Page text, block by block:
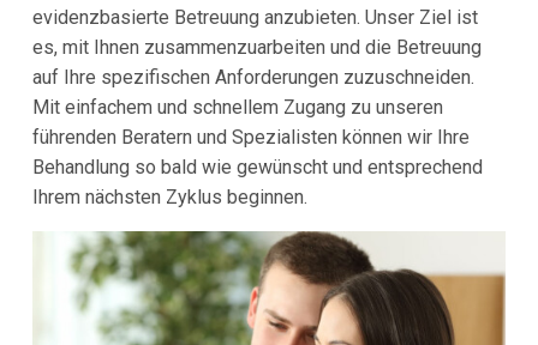
evidenzbasierte Betreuung anzubieten. Unser Ziel ist
es, mit Ihnen zusammenzuarbeiten und die Betreuung
auf Ihre spezifischen Anforderungen zuzuschneiden.
Mit einfachem und schnellem Zugang zu unseren
führenden Beratern und Spezialisten können wir Ihre
Behandlung so bald wie gewünscht und entsprechend
Ihrem nächsten Zyklus beginnen.